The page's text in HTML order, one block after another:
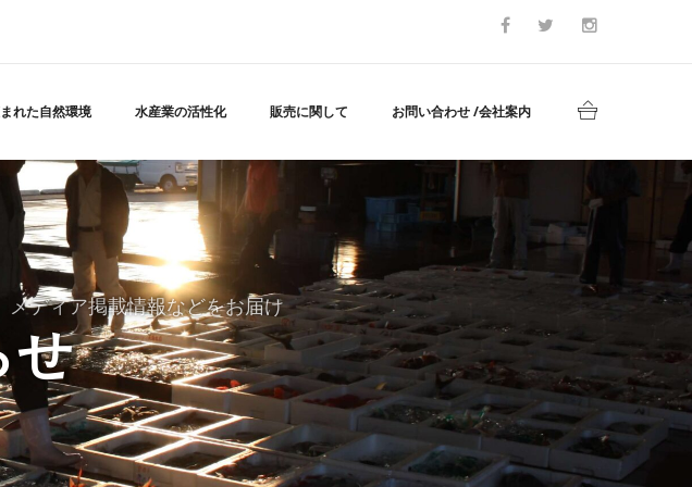
れた自然環境 水産業の活性化 販売に関して お問い合わせ /会社案内
ディア掲載情報などをお届け
せ